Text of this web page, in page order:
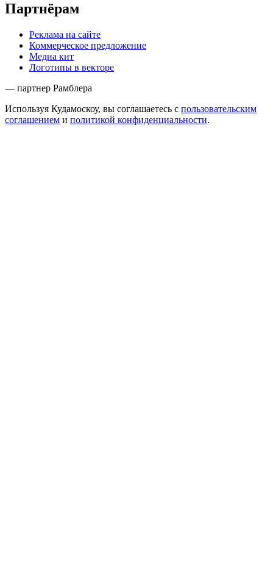
Партнёрам
Реклама на сайте
Коммерческое предложение
Медиа кит
Логотипы в векторе
— партнер Рамблера
Используя Кудамоскоу, вы соглашаетесь с пользовательским
соглашением и политикой конфиденциальности.